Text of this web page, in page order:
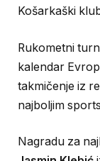
Košarkaški
Rukometni
kalendar
takmičenje iz
najboljim
Nagradu za